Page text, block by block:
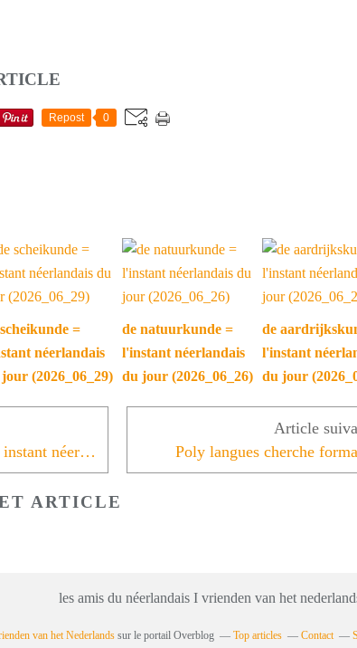
Repost 0
=
néerlandais
(2026_06_29)
de natuurkunde =
l'instant néerlandais
du jour (2026_06_26)
de
l'instant
du jour
wij/jullie/zij drinken = instant néerlandais du jour (2021_09_23) Poly langues cherche
ARTICLE
les amis du néerlandais I vrienden van het
van het Nederlands sur le portail Overblog Top articles Contact